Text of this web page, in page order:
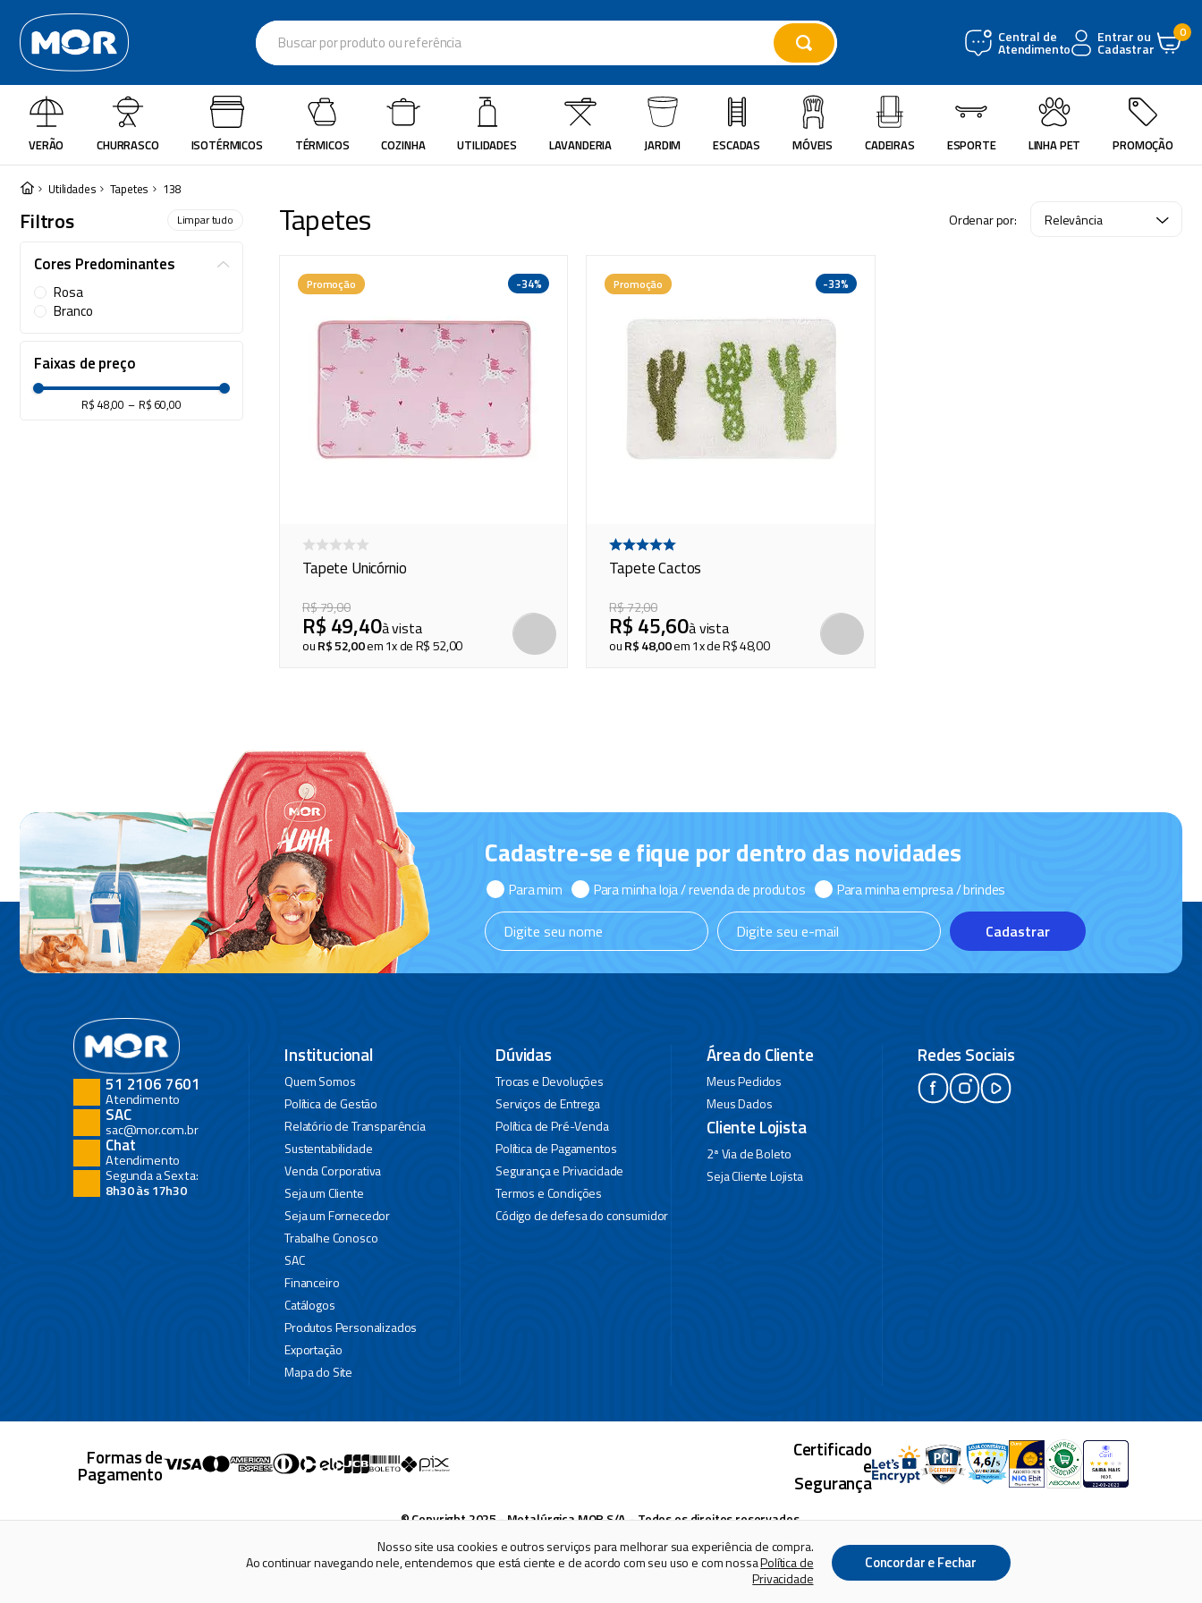
Buscar por produto ou referência Central de
Atendimento
Entrar ou
Cadastrar
0
VERÃO CHURRASCO ISOTÉRMICOS TÉRMICOS COZINHA UTILIDADES LAVANDERIA JARDIM ESCADAS MÓVEIS CADEIRAS ESPORTE LINHA PET PROMOÇÃO
Utilidades Tapetes 138
Filtros
Cores Predominantes
Rosa
Branco
Faixas de preço
R$ 48,00 – R$ 60,00
Limpar tudo Tapetes Relevância
-34%
Promoção
Tapete Unicórnio
R$79,00
R$ 49,40à vista
ouR$52,00em1x deR$52,00
-33%
Promoção
Tapete Cactos
R$72,00
R$ 45,60à vista
ouR$48,00em1x deR$48,00
Cadastre-se e fique por dentro das novidades
Para mim Para minha loja / revenda de produtos Para minha empresa / brindes
Cadastrar
51 2106 7601
Atendimento
SAC
sac@mor.com.br
Chat
Atendimento
Segunda a Sexta:
8h30 às 17h30
Institucional
Quem Somos
Política de Gestão
Relatório de Transparência
Sustentabilidade
Venda Corporativa
Seja um Cliente
Seja um Fornecedor
Trabalhe Conosco
SAC
Financeiro
Catálogos
Produtos Personalizados
Exportação
Mapa do Site
Dúvidas
Trocas e Devoluções
Serviços de Entrega
Política de Pré-Venda
Política de Pagamentos
Segurança e Privacidade
Termos e Condições
Código de defesa do consumidor
Área do Cliente
Meus Pedidos
Meus Dados
Cliente Lojista
2ª Via de Boleto
Seja Cliente Lojista
Redes Sociais
Formas de
Pagamento
Certificado
e
Segurança
© Copyright 2025 - Metalúrgica MOR S/A. - Todos os direitos reservados.
Nosso site usa cookies e outros serviços para melhorar sua experiência de compra.
Ao continuar navegando nele, entendemos que está ciente e de acordo com seu uso e com nossaPolítica de
Privacidade
Concordar e Fechar
cadeira
varal
4º guarda sol
caixa térmica
churrasco
piscina
cadeira praia